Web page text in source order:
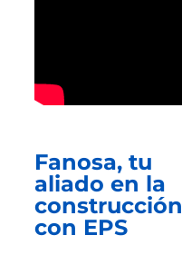
Fanosa, tu
aliado en la
construcción
con EPS